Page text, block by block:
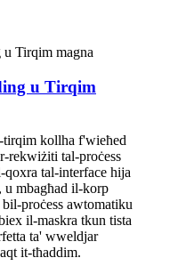
u Tirqim
kollha f'wieħed
rekwiżiti tal-proċess
tal-interface hija
u mbagħad il-korp
proċess awtomatiku
il-maskra tkun tista
ta' wweldjar
it-tħaddim.